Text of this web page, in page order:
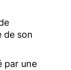
de son
par une